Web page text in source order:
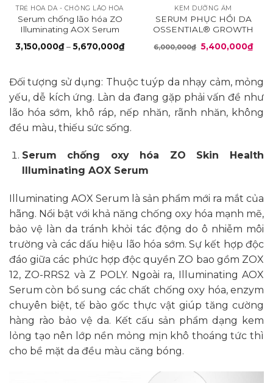
TRẺ HÓA DA - CHỐNG LÃO HÓA
Serum chống lão hóa ZO
Illuminating AOX Serum
3,150,000₫ – 5,670,000₫Khoảng
giá:
đến
5,670,000₫
KEM DƯỠNG ẨM
SERUM PHỤC HỒI DA
OSSENTIAL® GROWTH
6,000,000₫ Giá
gốc
5,400,000₫Giá
hiện
Đối tượng sử dụng: Thuộc tuýp da nhạy cảm, mỏng
yếu, dễ kích ứng. Làn da đang gặp phải vấn đề như
lão hóa sớm, khô ráp, nếp nhăn, rãnh nhăn, không
đều màu, thiếu sức sống.
Serum chống oxy hóa ZO Skin Health
Illuminating AOX Serum
Illuminating AOX Serum là sản phẩm mới ra mắt của
hãng. Nổi bật với khả năng chống oxy hóa mạnh mẽ,
bảo vệ làn da tránh khỏi tác động do ô nhiễm môi
trường và các dấu hiệu lão hóa sớm. Sự kết hợp độc
đáo giữa các phức hợp độc quyền ZO bao gồm ZOX
12, ZO-RRS2 và Z POLY. Ngoài ra, Illuminating AOX
Serum còn bổ sung các chất chống oxy hóa, enzym
chuyên biệt, tế bào gốc thực vật giúp tăng cường
hàng rào bảo vệ da. Kết cấu sản phẩm dạng kem
lỏng tạo nên lớp nền mỏng mịn khô thoáng tức thì
cho bề mặt da đều màu căng bóng.